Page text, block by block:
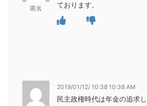
匿名
ております。
2019/01/12/ 10:38 10:38 AM
民主政権時代は年金の追求